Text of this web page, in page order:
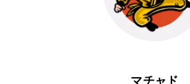
マチャド